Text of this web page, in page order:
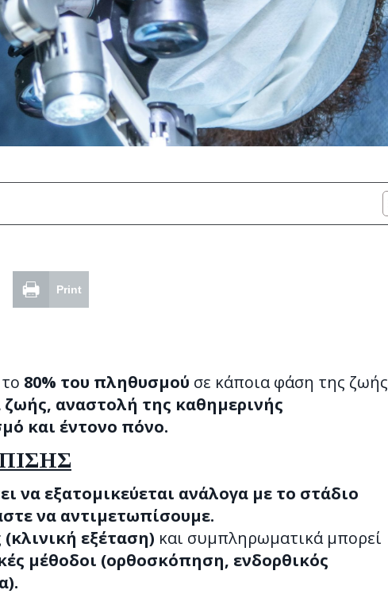
Print
80% του πληθυσμού σε κάποια φάση της ζωής
αναστολή της καθημερινής
και έντονο πόνο.
να εξατομικεύεται ανάλογα με το στάδιο
να αντιμετωπίσουμε.
(κλινική εξέταση) και συμπληρωματικά μπορεί
μέθοδοι (ορθοσκόπηση, ενδορθικός